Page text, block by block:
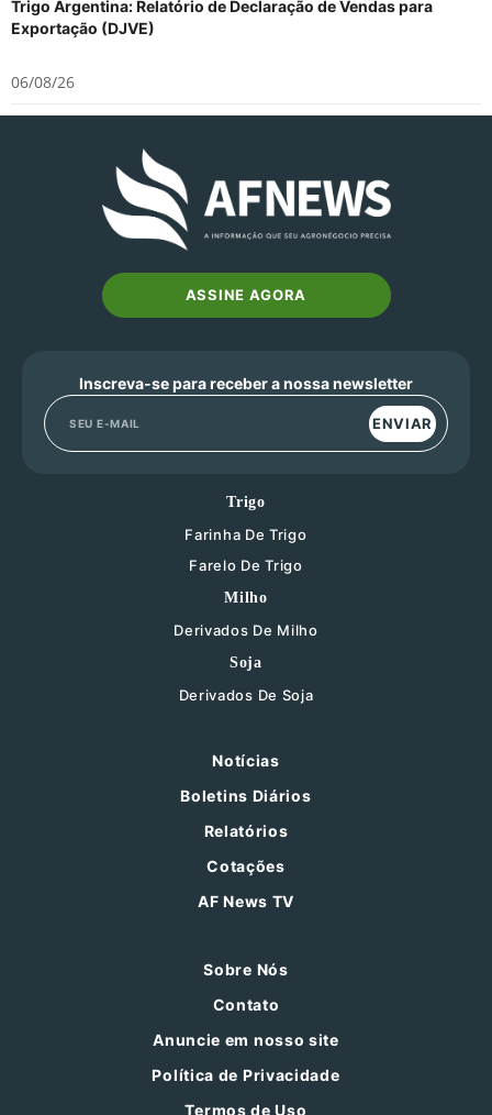
Trigo Argentina: Relatório de Declaração de Vendas para
Exportação (DJVE)
06/08/26
ASSINE AGORA
Inscreva-se para receber a nossa newsletter
ENVIAR
Trigo
Farinha De Trigo
Farelo De Trigo
Milho
Derivados De Milho
Soja
Derivados De Soja
Notícias
Boletins Diários
Relatórios
Cotações
AF News TV
Sobre Nós
Contato
Anuncie em nosso site
Política de Privacidade
Termos de Uso